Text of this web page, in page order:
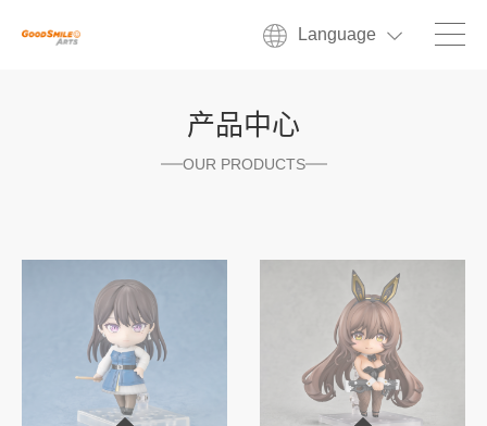
Language
产品中心
OUR PRODUCTS